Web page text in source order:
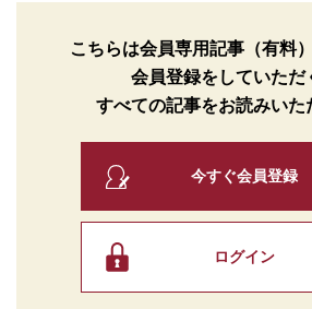
こちらは会員専用記事（有料
会員登録をしていただ
すべての記事をお読みいた
今すぐ会員登録
ログイン